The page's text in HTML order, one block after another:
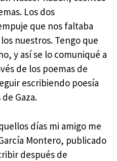
Los dos
que nos faltaba
nuestros. Tengo que
y así se lo comuniqué a
de los poemas de
escribiendo poesía
Gaza.
días mi amigo me
Montero, publicado
después de